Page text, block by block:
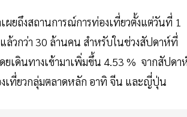
ผยถึงสถานการณ์การท่องเที่ยวตั้งแต่วันที่ 1
ล้วกว่า 30 ล้านคน สำหรับในช่วงสัปดาห์ที่
ยเดินทางเข้ามาเพิ่มขึ้น 4.53 % จากสัปดา
งเที่ยวกลุ่มตลาดหลัก อาทิ จีน และญี่ปุ่น